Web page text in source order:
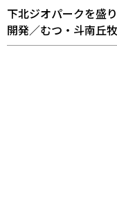
下北ジオパークを盛
開発／むつ・斗南丘